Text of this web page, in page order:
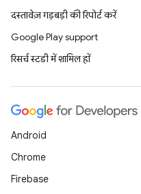
दस्तावेज़ गड़बड़ी की रिपोर्ट करें
Google Play support
रिसर्च स्टडी में शामिल हों
Android
Chrome
Firebase